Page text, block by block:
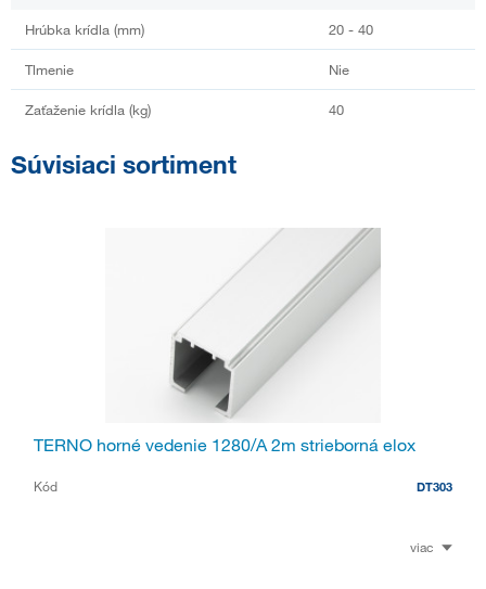
Hrúbka krídla (mm) 20 - 40
Tlmenie Nie
Zaťaženie krídla (kg) 40
Súvisiaci sortiment
TERNO horné vedenie 1280/A 2m strieborná elox
Kód DT303
viac